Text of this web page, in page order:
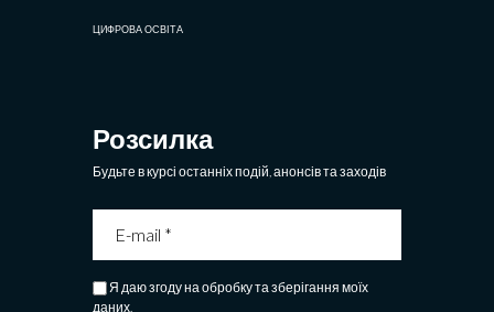
ЦИФРОВА ОСВІТА
Розсилка
Будьте в курсі останніх подій, анонсів та заходів
Я даю згоду на обробку та зберігання моїх
даних.